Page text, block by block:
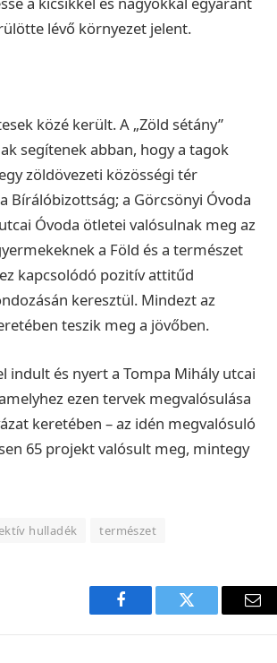
lévő környezet jelent.
közé került. A „Zöld sétány”
segítenek abban, hogy a tagok
zöldövezeti közösségi tér
Bírálóbizottság; a Görcsönyi Óvoda
Óvoda ötletei valósulnak meg az
a Föld és a természet
kapcsolódó pozitív attitűd
keresztül. Mindezt az
teszik meg a jövőben.
indult és nyert a Tompa Mihály utcai
ezen tervek megvalósulása
keretében – az idén megvalósuló
65 projekt valósult meg, mintegy
hulladék természet
Facebook Twitter
E-